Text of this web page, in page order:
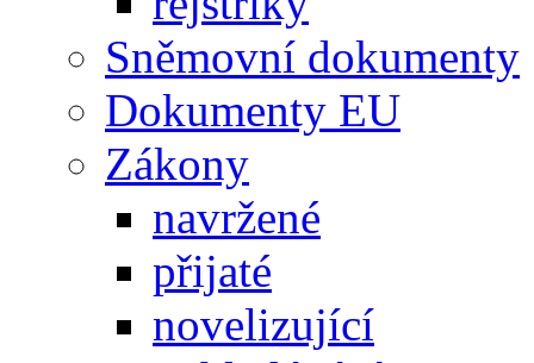
Sněmovní dokumenty
Dokumenty EU
Zákony
navržené
přijaté
novelizující